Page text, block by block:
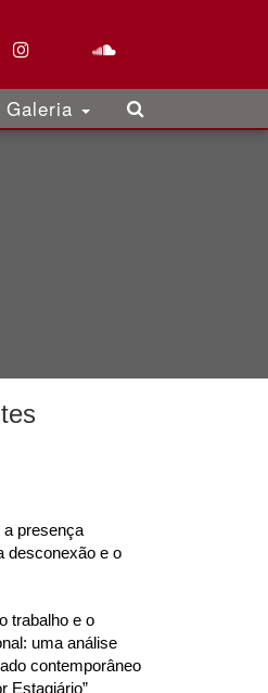
Galeria
a presença
desconexão e o
trabalho e o
uma análise
contemporâneo
Estagiário”